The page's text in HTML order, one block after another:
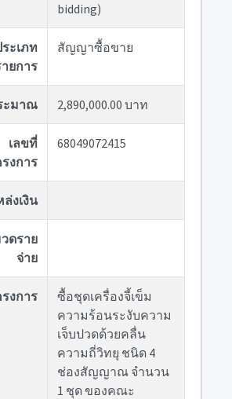
bidding)
ะเภท
ยการ
สัญญาซื้อขาย
ะมาณ 2,890,000.00 บาท
เลขที่
งการ
68049072415
ล่งเงิน
ดราย
จ่าย
งการ
ซื้อชุดเครื่องจี้เข็ม
ความร้อนระงับความ
เจ็บปวดด้วยคลื่น
ความถี่วิทยุ ชนิด 4
ช่องสัญญาณ จำนวน
1 ชุด ของคณะ